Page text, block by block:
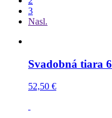
3
Nasl.
Svadobná tiara 6
52,50 €